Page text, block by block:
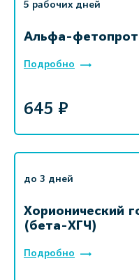
5 рабочих дней
Альфа-
Подробно
645 ₽
до 3 дней
Хорионический
(бета-ХГЧ)
Подробно